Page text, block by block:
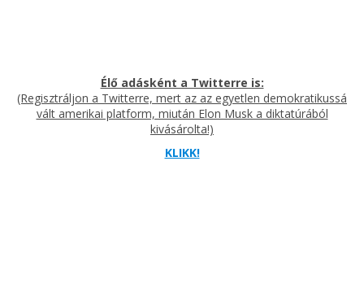
Élő adásként a Twitterre is:
(Regisztráljon a Twitterre, mert az az egyetlen demokratikussá
vált amerikai platform, miután Elon Musk a diktatúrából
kivásárolta!)
KLIKK!